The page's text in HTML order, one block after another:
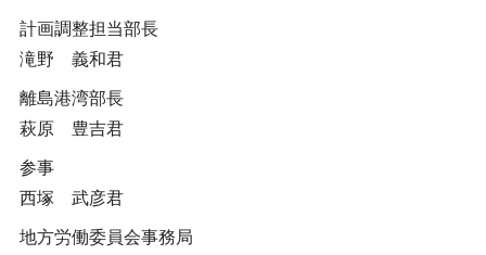
計画調整担当部長
滝野 義和君
離島港湾部長
萩原 豊吉君
参事
西塚 武彦君
地方労働委員会事務局